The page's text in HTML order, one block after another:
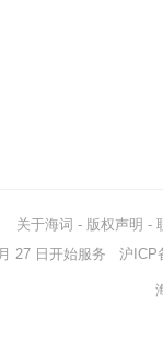
关于海词 - 版权声明 -
27 日开始服务 沪ICP